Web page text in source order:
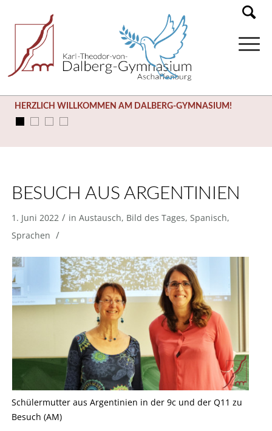
HERZLICH WILLKOMMEN AM DALBERG-GYMNASIUM!
BESUCH AUS ARGENTINIEN
1. Juni 2022 / in Austausch, Bild des Tages, Spanisch,
Sprachen /
Schülermutter aus Argentinien in der 9c und der Q11 zu
Besuch (AM)